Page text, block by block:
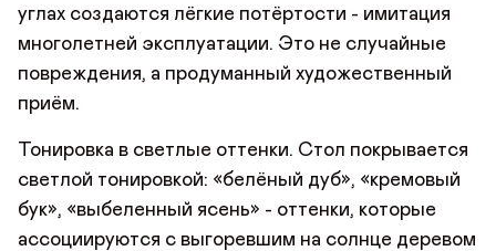
углах создаются лёгкие потёртости - имитация
многолетней эксплуатации. Это не случайные
повреждения, а продуманный художественный
приём.
Тонировка в светлые оттенки. Стол покрывается
светлой тонировкой: «белёный дуб», «кремовый
бук», «выбеленный ясень» - оттенки, которые
ассоциируются с выгоревшим на солнце деревом